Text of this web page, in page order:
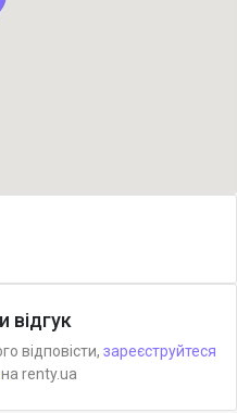
відгук
відповісти, зареєструйтеся
на renty.ua